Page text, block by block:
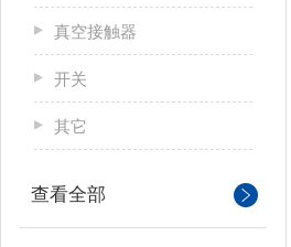
真空接触器
开关
其它
查看全部